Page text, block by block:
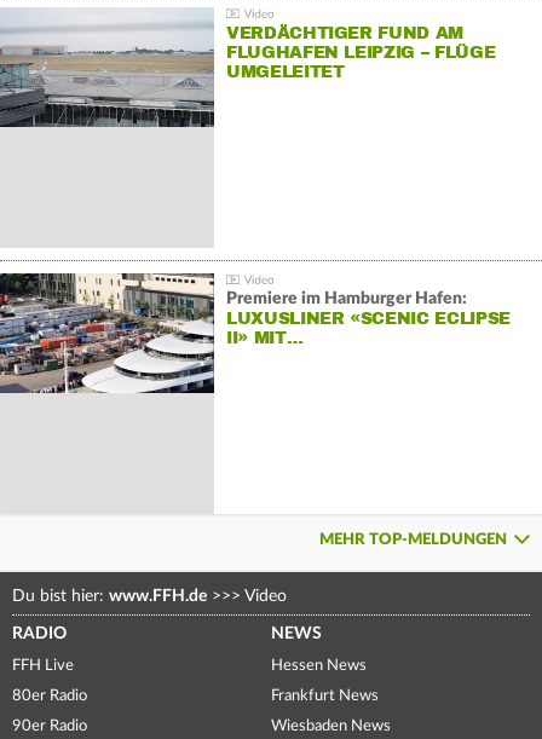
VERDÄCHTIGER FUND AM
FLUGHAFEN LEIPZIG – FLÜGE
UMGELEITET
Premiere im Hamburger Hafen:
LUXUSLINER «SCENIC ECLIPSE
II» MIT…
MEHR TOP-MELDUNGEN
Du bist hier: www.FFH.de >>> Video
RADIO
FFH Live
80er Radio
90er Radio
NEWS
Hessen News
Frankfurt News
Wiesbaden News